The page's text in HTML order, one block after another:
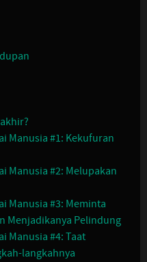
Manusia #1: Kekufuran
Manusia #2: Melupakan
Manusia #3: Meminta
Menjadikanya Pelindung
Manusia #4: Taat
langkahnya